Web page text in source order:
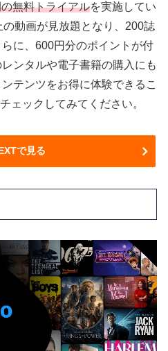
無料トライアルを実施してい
動画が見放題となり、200誌
に、600円分のポイントが付
ンタルや電子書籍の購入にも
テンツをお得に体験できるこ
ェックしてみてください。
で見る